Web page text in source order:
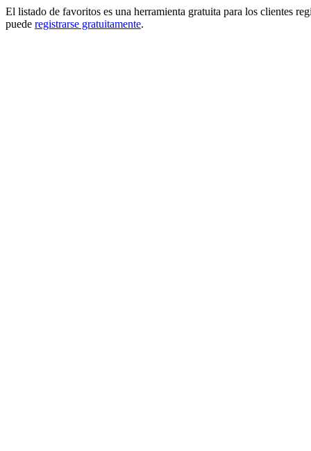
El listado de favoritos es una herramienta gratuita para los clientes
puede registrarse gratuitamente.